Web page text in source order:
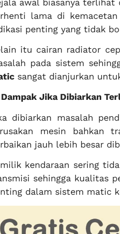
lama di
penting yang tidak
itu cairan radiator
pada sistem
sangat dianjurkan
Dampak Jika Dibiarkan
dibiarkan masalah
mesin bahkan
jauh lebih besar
kendaraan sering
sehingga kualitas
dalam sistem matic